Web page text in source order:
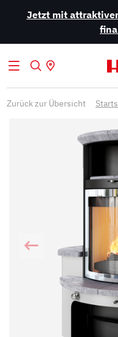
Jetzt mit
Zurück zur Übersicht